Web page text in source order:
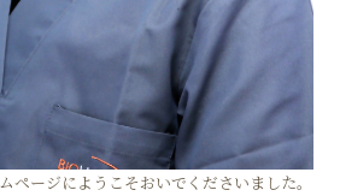
ページにようこそおいでくださいました。